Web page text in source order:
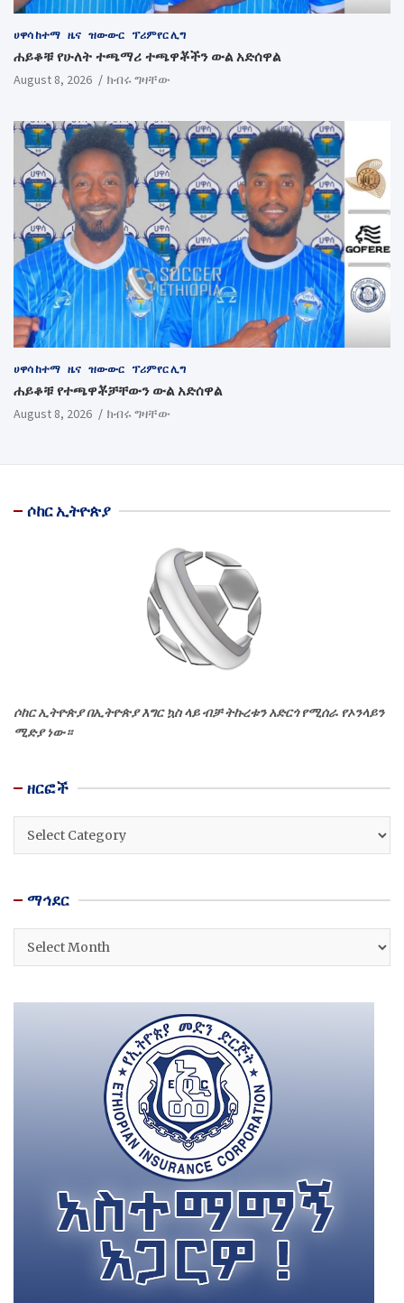
ሀዋሳ ከተማ ዜና ዝውውር ፕሪምየር ሊግ
ሐይቆቹ የሁለት ተጫማሪ ተጫዋቾችን ውል አድሰዋል
August 8, 2026 ክብሩ ግዛቸው
ሀዋሳ ከተማ ዜና ዝውውር ፕሪምየር ሊግ
ሐይቆቹ የተጫዋቾቻቸውን ውል አድሰዋል
August 8, 2026 ክብሩ ግዛቸው
ሶከር ኢትዮጵያ
ሶከር ኢትዮጵያ በኢትዮጵያ እግር ኳስ ላይ ብቻ ትኩረቱን አድርጎ የሚሰራ የኦንላይን
ሚድያ ነው።
ዘርፎች
ዘርፎች
ማኅደር
ማኅደር